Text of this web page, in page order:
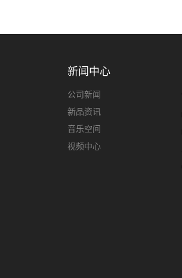
新闻中心
公司新闻
新品资讯
音乐空间
视频中心